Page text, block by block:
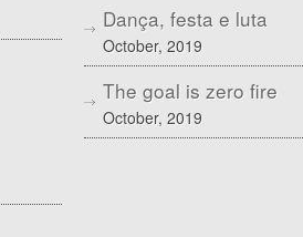
Dança, festa e luta
October, 2019
The goal is zero fire
October, 2019